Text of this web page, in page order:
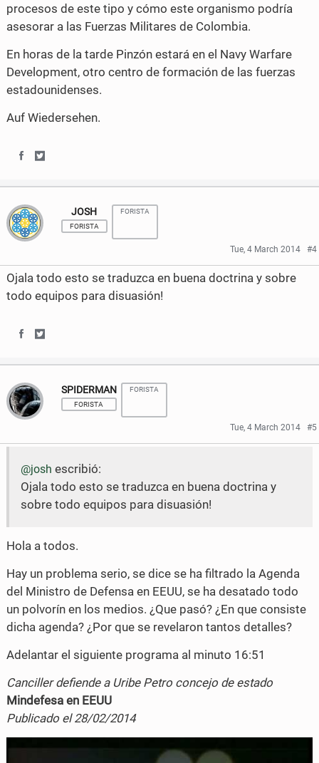
procesos de este tipo y cómo este organismo podría
asesorar a las Fuerzas Militares de Colombia.
En horas de la tarde Pinzón estará en el Navy Warfare
Development, otro centro de formación de las fuerzas
estadounidenses.
Auf Wiedersehen.
h
a
r
e
o
F
a
c
e
b
h
a
r
e
o
T
w
i
t
t
e
r
JOSH
FORISTA
FORISTA
Tue, 4 March 2014 #4
Ojala todo esto se traduzca en buena doctrina y sobre
todo equipos para disuasión!
h
a
r
e
a
e
k
h
a
r
e
o
n
w
t
SPIDERMAN
FORISTA
FORISTA
Tue, 4 March 2014 #5
@josh escribió:
Ojala todo esto se traduzca en buena doctrina y
sobre todo equipos para disuasión!
Hola a todos.
Hay un problema serio, se dice se ha filtrado la Agenda
del Ministro de Defensa en EEUU, se ha desatado todo
un polvorín en los medios. ¿Que pasó? ¿En que consiste
dicha agenda? ¿Por que se revelaron tantos detalles?
Adelantar el siguiente programa al minuto 16:51
Canciller defiende a Uribe Petro concejo de estado
Mindefesa en EEUU
Publicado el 28/02/2014